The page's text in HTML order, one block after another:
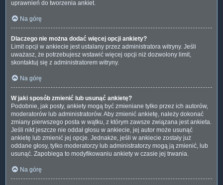
uprawnień do tworzenia ankiet.
Na górę
Dlaczego nie można dodać więcej opcji ankiety?
Limit opcji w ankiecie jest ustalany przez administratora witryny. Jeśli
uważasz, że potrzebujesz wstawić więcej opcji niż dozwolony limit,
skontaktuj się z administratorem witryny.
Na górę
W jaki sposób zmienić lub usunąć ankietę?
Podobnie, jak posty, ankiety mogą być zmieniane tylko przez ich autorów,
moderatorów lub administratorów. Aby zmienić ankietę, należy dokonać
zmiany pierwszego posta w wątku, z którym zawsze związana jest ankieta.
Jeśli nikt jeszcze nie oddał głosu w ankiecie, jej autor może usunąć
ankietę lub zmienić jej opcje. Jednakże, jeśli w ankiecie zostały już
oddane głosy, tylko moderatorzy lub administratorzy mogą ją zmienić, lub
usunąć. Zapobiega to modyfikowaniu ankiety w czasie jej trwania.
Na górę